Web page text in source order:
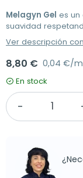
Melagyn Gel es un
suavidad
Ver descripción
8,80 € 0,04 €/
En stock